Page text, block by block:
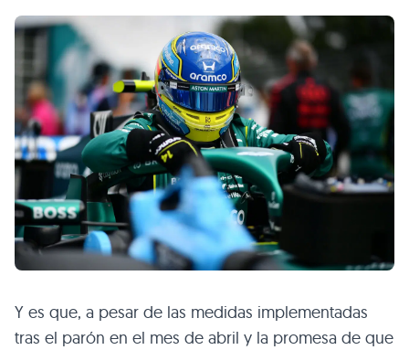
Y es que, a pesar de las medidas implementadas
tras el parón en el mes de abril y la promesa de que